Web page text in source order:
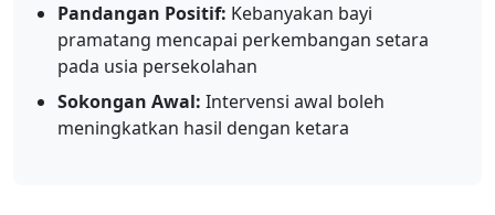
Pandangan Positif: Kebanyakan bayi
pramatang mencapai perkembangan setara
pada usia persekolahan
Sokongan Awal: Intervensi awal boleh
meningkatkan hasil dengan ketara